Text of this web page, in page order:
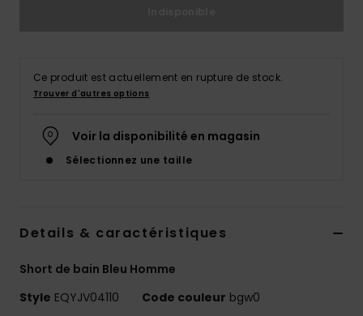
Ce produit est actuellement en rupture de stock.
Trouver d'autres options
Voir la disponibilité en magasin
Sélectionnez une taille
Details & caractéristiques
Short de bain Bleu Homme
Style EQYJV04110 Code couleur bgw0